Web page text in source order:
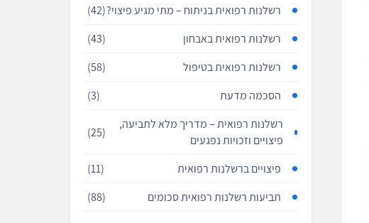
רשלנות רפואית בניתוח – מתי מגיע פיצוי?(42)
רשלנות רפואית באבחון
(43)
רשלנות רפואית בטיפול
(58)
הסכמה מדעת
(3)
רשלנות רפואית – מדריך מלא לתביעה,
פיצויים וזכויות נפגעים
(25)
פיצויים ברשלנות רפואית
(11)
תביעות רשלנות רפואית סכומים
(88)